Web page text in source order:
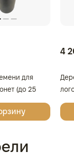
для
(до 25
4